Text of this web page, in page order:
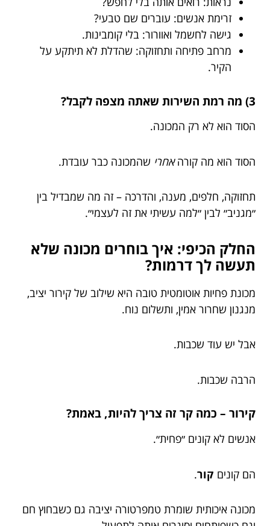
זרימת אנשים: עוברים שם טבעי?
גישה לחשמל ואוורור: בלי קומבינות.
מרחב פתיחה ותחזוקה: שהדלת לא תיתקע על
הקיר.
3) מה רמת השירות שאתה מצפה לקבל?
הסוד הוא לא רק המכונה.
הסוד הוא מה קורהאחרי שהמכונה כבר עובדת.
תחזוקה, חלפים, מענה, והדרכה – זה מה שמבדיל בין
״מגניב״ לבין ״למה עשיתי את זה לעצמי״.
החלק הכיפי: איך בוחרים מכונה שלא
תעשה לך דרמות?
מכונת פחיות אוטומטית טובה היא שילוב של קירור יציב,
מנגנון שחרור אמין, ותשלום נוח.
אבל יש עוד שכבות.
הרבה שכבות.
קירור – כמה קר זה צריך להיות, באמת?
אנשים לא קונים ״פחית״.
הם קונים קור.
מכונה איכותית שומרת טמפרטורה יציבה גם כשבחוץ חם